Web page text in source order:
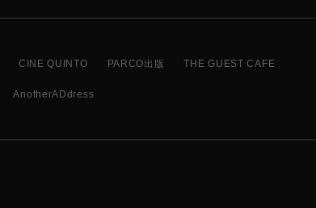
CINE QUINTO PARCO出版 THE GUEST CAFE
AnotherADdress